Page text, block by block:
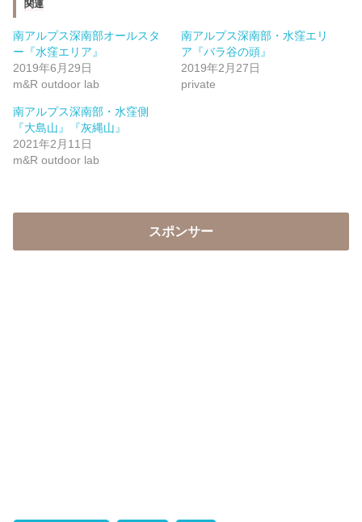
関連
南アルプス深南部オールスタ
ー『水窪エリア』
2019年6月29日
m&R outdoor lab
南アルプス深南部・水窪エリ
ア『バラ谷の頭』
2019年2月27日
private
南アルプス深南部・水窪側
『大島山』『灰縄山』
2021年2月11日
m&R outdoor lab
スポンサー